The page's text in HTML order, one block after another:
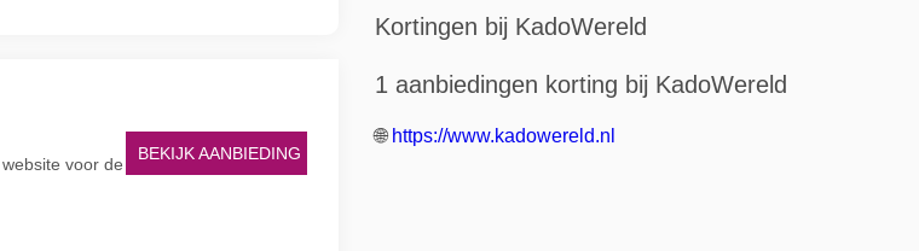
voor de
BEKIJK AANBIEDING
Kortingen bij KadoWereld
1 aanbiedingen korting bij KadoWereld
🌐 https://www.kadowereld.nl